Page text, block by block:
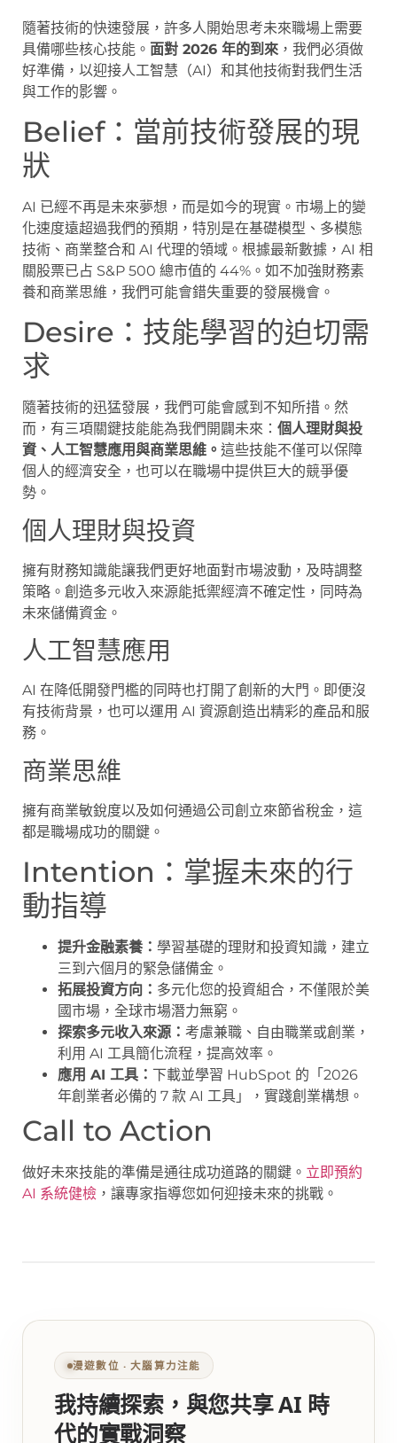
隨著技術的快速發展，許多人開始思考未來職場上需要
具備哪些核心技能。 面對 2026 年的到來 ，我們必須做
好準備，以迎接人工智慧（AI）和其他技術對我們生活
與工作的影響。
Belief：當前技術發展的現
狀
AI 已經不再是未來夢想，而是如今的現實。市場上的變
化速度遠超過我們的預期，特別是在基礎模型、多模態
技術、商業整合和 AI 代理的領域。根據最新數據，AI 相
關股票已占 S&P 500 總市值的 44%。如不加強財務素
養和商業思維，我們可能會錯失重要的發展機會。
Desire：技能學習的迫切需
求
隨著技術的迅猛發展，我們可能會感到不知所措。然
而，有三項關鍵技能能為我們開闢未來： 個人理財與投
資、人工智慧應用與商業思維。 這些技能不僅可以保障
個人的經濟安全，也可以在職場中提供巨大的競爭優
勢。
個人理財與投資
擁有財務知識能讓我們更好地面對市場波動，及時調整
策略。創造多元收入來源能抵禦經濟不確定性，同時為
未來儲備資金。
人工智慧應用
AI 在降低開發門檻的同時也打開了創新的大門。即便沒
有技術背景，也可以運用 AI 資源創造出精彩的產品和服
務。
商業思維
擁有商業敏銳度以及如何通過公司創立來節省稅金，這
都是職場成功的關鍵。
Intention：掌握未來的行
動指導
提升金融素養： 學習基礎的理財和投資知識，建立
三到六個月的緊急儲備金。
拓展投資方向： 多元化您的投資組合，不僅限於美
國市場，全球市場潛力無窮。
探索多元收入來源： 考慮兼職、自由職業或創業，
利用 AI 工具簡化流程，提高效率。
應用 AI 工具： 下載並學習 HubSpot 的「2026
年創業者必備的 7 款 AI 工具」，實踐創業構想。
Call to Action
做好未來技能的準備是通往成功道路的關鍵。 立即預約
AI 系統健檢 ，讓專家指導您如何迎接未來的挑戰。
漫遊數位 ‧ 大腦算力注能
我持續探索，與您共享 AI 時
代的實戰洞察